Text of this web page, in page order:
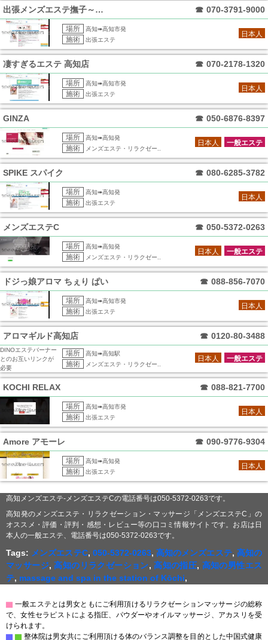
出張メンズエステ撫子～なでしこ ☎ 070-3791-9000
場所 高知➠高知市発
施術 出張エステ
日本人
凄すぎるエステ 高知店 ☎ 070-2178-1320
場所 高知➠高知市発
施術 出張エステ
日本人
GINZA ☎ 050-6876-8397
場所 高知➠高知発
施術 メンズエステ・リラクゼー..
一般エステ
日本人
SPIKE スパイク ☎ 080-6285-3782
場所 高知➠高知発
施術 出張エステ
日本人
メンズエステC ☎ 050-5372-0263
場所 高知➠高知発
施術 メンズエステ・リラクゼー..
一般エステ
日本人
ドジっ娘アロマ ちぇり ぱい ☎ 088-856-7070
場所 高知➠高知市発
施術 出張エステ
日本人
アロマギルド高知店 ☎ 0120-80-3488
DINOエステバーナー
とのお互いリンクが
必要
場所 高知➠高知駅
施術 メンズエステ・リラクゼー..
一般エステ
日本人
KOCHI RELAX ☎ 088-821-7700
場所 高知➠高知市発
施術 出張エステ
日本人
Amore アモーレ ☎ 090-9776-9304
場所 高知➠高知発
施術 出張エステ
日本人
高知メンズエステ-メンズエステCの電話番号は050-5372-0263です。
高知発のメンズエステ・リラクゼーション・マッサージ「メンズエステC」の
オススメ・評価・評判・感想・レビュー等の口コミ情報サイトです。お店は日
本人の一般エステ、電話番号は050-5372-0263です。
Tags: メンズエステC, 050-5372-0263, 高知のメンズエステ, 高知の
マッサージ,高知のリラクゼーション,高知の指圧, 高知の男性エス
テ, massage and spa in the station of Kōchi,
▇ 一般エステとは男女ともにご利用頂けるリラクゼーションマッサージの総称
で、女性セラピストによる指圧、パウダーやオイルマッサージ、アカスリを受
けられます。
▇ ▇ 整体院は男女共にご利用頂ける体のバランス調整を目的とした中国式健康